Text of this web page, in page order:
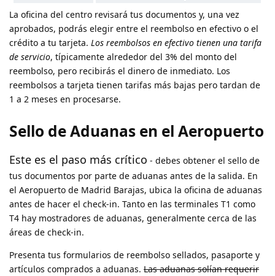
La oficina del centro revisará tus documentos y, una vez
aprobados, podrás elegir entre el reembolso en efectivo o el
crédito a tu tarjeta. Los reembolsos en efectivo tienen una tarifa
de servicio, típicamente alrededor del 3% del monto del
reembolso, pero recibirás el dinero de inmediato. Los
reembolsos a tarjeta tienen tarifas más bajas pero tardan de
1 a 2 meses en procesarse.
Sello de Aduanas en el Aeropuerto
Este es el paso más crítico - debes obtener el sello de
tus documentos por parte de aduanas antes de la salida. En
el Aeropuerto de Madrid Barajas, ubica la oficina de aduanas
antes de hacer el check-in. Tanto en las terminales T1 como
T4 hay mostradores de aduanas, generalmente cerca de las
áreas de check-in.
Presenta tus formularios de reembolso sellados, pasaporte y
artículos comprados a aduanas. Las aduanas solían requerir